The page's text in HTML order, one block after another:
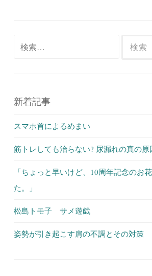
新着記事
スマホ首によるめまい
筋トレしても治らない? 尿漏れの真の原
「ちょっと早いけど、10周年記念のお
た。」
松島トモ子 サメ遊戯
姿勢が引き起こす肩の不調とその対策